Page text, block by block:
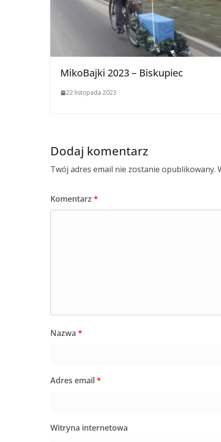
MikoBajki 2023 – Biskupiec
22 listopada 2023
Dodaj komentarz
Twój adres email nie zostanie opublikowany.
Komentarz *
Nazwa *
Adres email*
Witryna internetowa